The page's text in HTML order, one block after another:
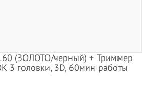
(ЗОЛОТО/черный) + Триммер
3 головки, 3D, 60мин работы